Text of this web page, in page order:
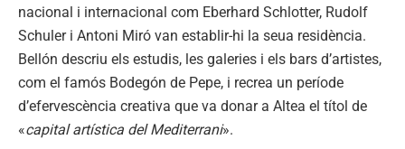
nacional i internacional com Eberhard Schlotter, Rudolf
Schuler i Antoni Miró van establir-hi la seua residència.
Bellón descriu els estudis, les galeries i els bars d’artistes,
com el famós Bodegón de Pepe, i recrea un període
d’efervescència creativa que va donar a Altea el títol de
«capital artística del Mediterrani».